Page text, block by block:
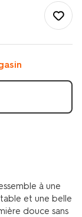
à une
et une belle
douce sans